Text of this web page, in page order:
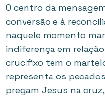
O centro da
conversão e à
naquele momento
indiferença em
crucifixo tem o
representa os
pregam Jesus na